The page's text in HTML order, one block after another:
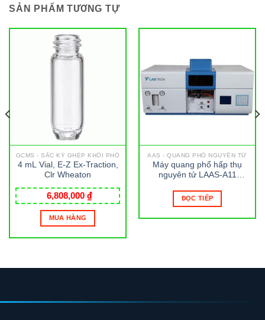
SẢN PHẨM TƯƠNG TỰ
GCMS - SẮC KÝ GHÉP KHỐI PHỔ
4 mL Vial, E-Z Ex-Traction,
Clr Wheaton
6,808,000 ₫
MUA HÀNG
AAS - QUANG PHỔ NGUYÊN TỬ
Máy quang phổ hấp thụ
nguyên tử LAAS-A11
ĐỌC TIẾP